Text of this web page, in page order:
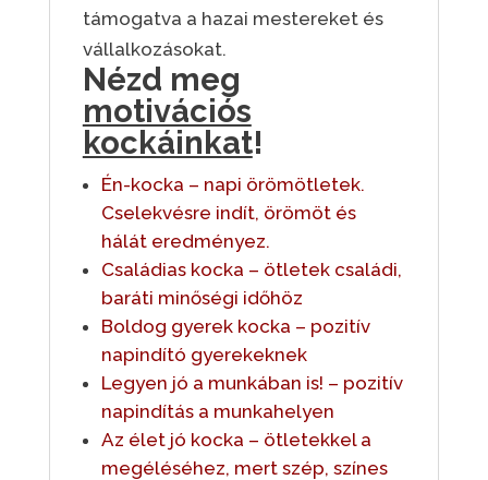
támogatva a hazai mestereket és
vállalkozásokat.
Nézd meg
motivációs
kockáinkat!
Én-kocka – napi örömötletek.
Cselekvésre indít, örömöt és
hálát eredményez.
Családias kocka – ötletek családi,
baráti minőségi időhöz
Boldog gyerek kocka – pozitív
napindító gyerekeknek
Legyen jó a munkában is! – pozitív
napindítás a munkahelyen
Az élet jó kocka – ötletekkel a
megéléséhez, mert szép, színes